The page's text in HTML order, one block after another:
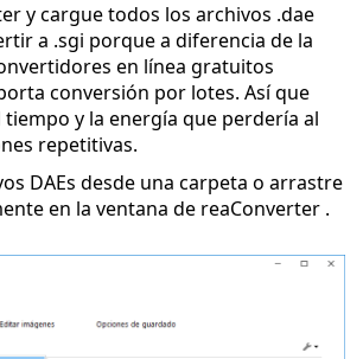
y cargue todos los archivos .dae
a .sgi porque a diferencia de la
en línea gratuitos
conversión por lotes. Así que
y la energía que perdería al
repetitivas.
DAEs desde una carpeta o arrastre
en la ventana de reaConverter .